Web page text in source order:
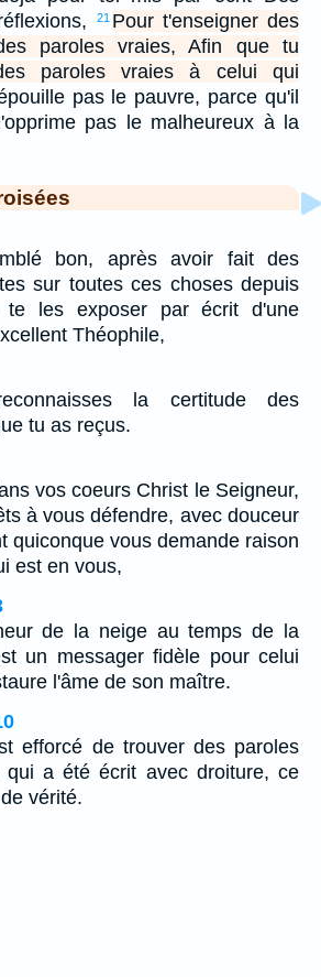
21 Pour t'enseigner des
paroles vraies, Afin que tu
paroles vraies à celui qui
pas le pauvre, parce qu'il
pas le malheureux à la
bon, après avoir fait des
sur toutes ces choses depuis
te les exposer par écrit d'une
Théophile,
la certitude des
tu as reçus.
vos coeurs Christ le Seigneur,
à vous défendre, avec douceur
quiconque vous demande raison
est en vous,
de la neige au temps de la
un messager fidèle pour celui
l'âme de son maître.
efforcé de trouver des paroles
qui a été écrit avec droiture, ce
vérité.